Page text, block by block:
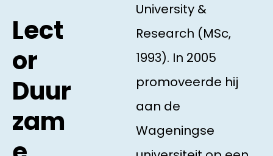
Lect
or
Duur
zam
University &
Research (MSc,
1993). In 2005
promoveerde hij
aan de
Wageningse